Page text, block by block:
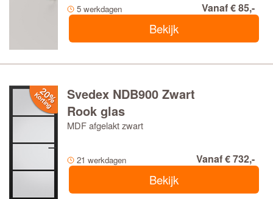
5 werkdagen Vanaf € 85,-
Bekijk
Svedex NDB900 Zwart
Rook glas
MDF afgelakt zwart
21 werkdagen Vanaf € 732,-
Bekijk